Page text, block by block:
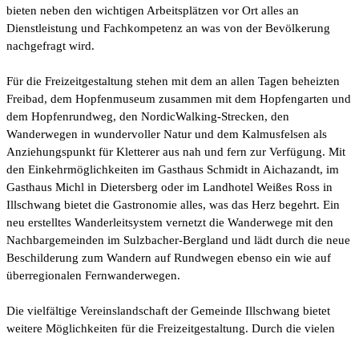
bieten neben den wichtigen Arbeitsplätzen vor Ort alles an
Dienstleistung und Fachkompetenz an was von der Bevölkerung
nachgefragt wird.
Für die Freizeitgestaltung stehen mit dem an allen Tagen beheizten
Freibad, dem Hopfenmuseum zusammen mit dem Hopfengarten und
dem Hopfenrundweg, den NordicWalking-Strecken, den
Wanderwegen in wundervoller Natur und dem Kalmusfelsen als
Anziehungspunkt für Kletterer aus nah und fern zur Verfügung. Mit
den Einkehrmöglichkeiten im Gasthaus Schmidt in Aichazandt, im
Gasthaus Michl in Dietersberg oder im Landhotel Weißes Ross in
Illschwang bietet die Gastronomie alles, was das Herz begehrt. Ein
neu erstelltes Wanderleitsystem vernetzt die Wanderwege mit den
Nachbargemeinden im Sulzbacher-Bergland und lädt durch die neue
Beschilderung zum Wandern auf Rundwegen ebenso ein wie auf
überregionalen Fernwanderwegen.
Die vielfältige Vereinslandschaft der Gemeinde Illschwang bietet
weitere Möglichkeiten für die Freizeitgestaltung. Durch die vielen